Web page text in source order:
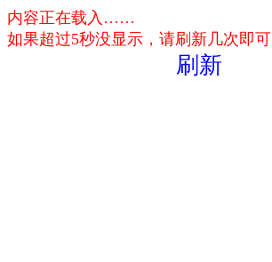
内容正在载入……
如果超过5秒没显示，请刷新几次即可
刷新